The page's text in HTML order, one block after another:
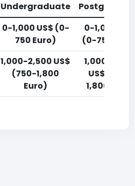
Undergraduate
0-1,000 US$ (0-
750 Euro)
0-1,000 US$
(0-750
1,000-2,500 US$
(750-1,800
Euro)
1,000-2,500
US$ (750-
1,800 Euro)